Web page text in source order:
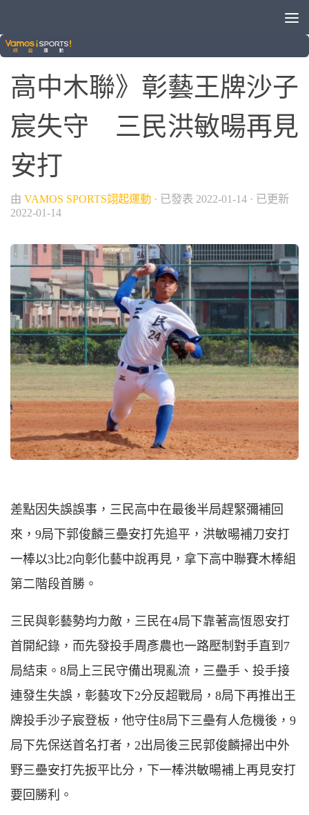
2022青棒列車
高中木聯》彰藝王牌沙子
宸失守 三民洪敏暘再見
安打
由 VAMOS SPORTS翊起運動 · 已發表 2022-01-14 · 已更新
2022-01-14
差點因失誤誤事，三民高中在最後半局趕緊彌補回
來，9局下郭俊麟三壘安打先追平，洪敏暘補刀安打
一棒以3比2向彰化藝中說再見，拿下高中聯賽木棒組
第二階段首勝。
三民與彰藝勢均力敵，三民在4局下靠著高恆恩安打
首開紀錄，而先發投手周彥農也一路壓制對手直到7
局結束。8局上三民守備出現亂流，三壘手、投手接
連發生失誤，彰藝攻下2分反超戰局，8局下再推出王
牌投手沙子宸登板，他守住8局下三壘有人危機後，9
局下先保送首名打者，2出局後三民郭俊麟掃出中外
野三壘安打先扳平比分，下一棒洪敏暘補上再見安打
要回勝利。